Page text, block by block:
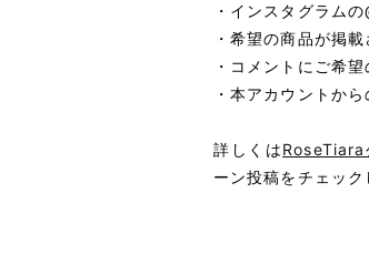
・インスタグラム
・希望の商品が掲
・コメントにご希
・本アカウントか
詳しくは
ーン投稿をチェッ